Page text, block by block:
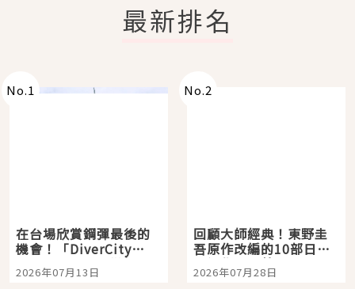
最新排名
No.1
在台場欣賞鋼彈最後的
機會！「DiverCity
Tokyo Plaza」搭船、
購物、美食及夜景，一
2026年07月13日
No.2
回顧大師經典！東野圭
吾原作改編的10部日本
影視作品推薦
2026年07月28日